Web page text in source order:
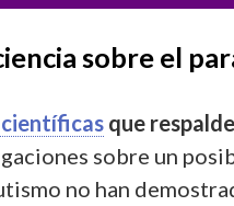
sobre el
que
sobre un
no han